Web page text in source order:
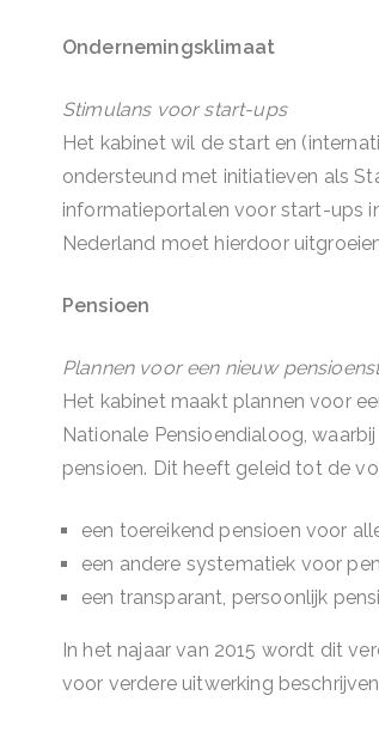
Ondernemingsklimaat
Stimulans voor start-ups
Het kabinet wil de start en
ondersteund met initiatieven als
informatieportalen voor start-ups
Nederland moet hierdoor
Pensioen
Plannen voor een nieuw
Het kabinet maakt plannen voor
Nationale Pensioendialoog,
pensioen. Dit heeft geleid tot de
een toereikend pensioen voor
een andere systematiek voor
een transparant, persoonlijk
In het najaar van 2015 wordt dit
voor verdere uitwerking